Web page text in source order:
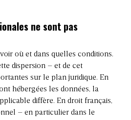
ne sont pas
où et dans quelles conditions.
dispersion – et de cet
sur le plan juridique. En
hébergées les données, la
diffère. En droit français,
– en particulier dans le